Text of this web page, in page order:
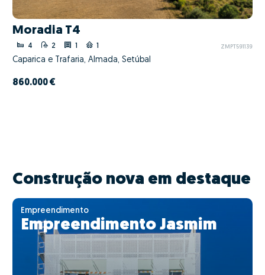
Moradia T4
4 2 ZMPT591139
Caparica e Trafaria, Almada, Setúbal
860.000 €
Construção nova em destaque
Empreendimento
Empreendimento Jasmim